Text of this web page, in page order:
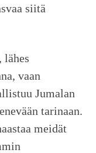
siitä
lähes
vaan
Jumalan
tarinaan.
meidät